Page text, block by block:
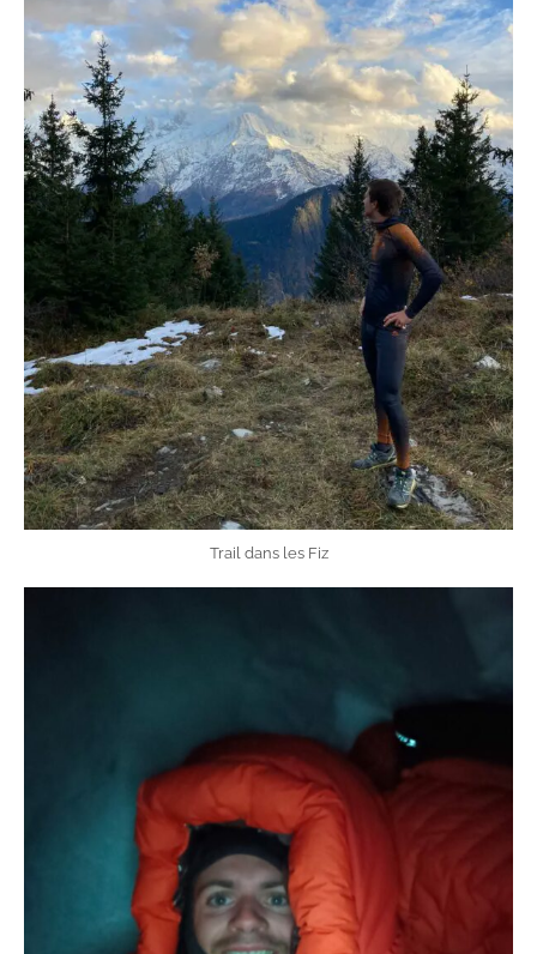
Trail dans les Fiz